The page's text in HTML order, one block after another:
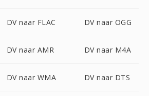
DV naar FLAC DV naar OGG
DV naar AMR DV naar M4A
DV naar WMA DV naar DTS